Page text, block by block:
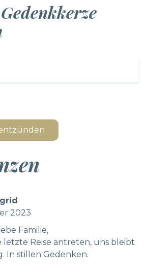
2023
Familie,
letzte Reise antreten, uns bleibt
In stillen Gedenken.